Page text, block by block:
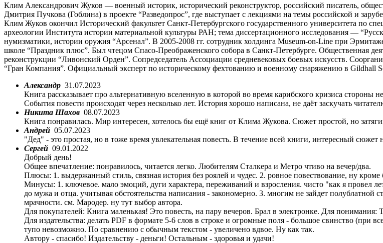
Клим Александрович Жуков — военный историк, исторический реконструктор, российский писатель,
Дмитрия Пучкова (Гоблина) в проекте “Разведопрос”, где выступает с лекциями на темы российской и
Клим Жуков окончил Исторический факультет Санкт-Петербургского государственного университета по
археологии Института истории материальной культуры РАН; тема диссертационного исследования —
нумизматики, истории оружия “Арсенал”. В 2005-2008 гг. сотрудник холдинга Museum-on-Line при
школе “Праздник плюс”. Был чтецом Спасо-Преображенского собора в Санкт-Петербурге. Общественная
реконструкции “Ливонский Орден”. Сопредседатель Ассоциации средневековых боевых искусств.
“Гран Компания”. Официальный эксперт по историческому фехтованию и военному снаряжению в Gildhall
Александр 31.07.2023
Книга рассказывает про альтернативную вселенную в которой во время карибского кризиса
События повести происходят через несколько лет. История хорошо написана, не даёт заскучать
Никита Шахов 08.07.2023
Книга понравилась. Мир интересен, хотелось бы ещё книг от Клима Жукова. Сюжет простой, но
Андрей 05.07.2023
"Дед" - это простая, но в тоже время увлекательная повесть. В течение всей книги, интересный сюжет
Сергей 09.01.2022
Добрый день!
Общее впечатление: понравилось, читается легко. Любителям Сталкера и Метро чтиво на вечер/два.
Плюсы: 1. выдержанный стиль, связная история без роялей и чудес. 2. ровное повествование, ну кроме
Минусы: 1. ключевое. мало эмоций, дуги характера, переживаний и взросления. чисто "как я провел
до мужа и отца. учитывая обстоятельства написания - закономерно. 3. многим не зайдет полублатной
мрачности. см. Мародер. ну тут выбор автора.
Для покупателей: Книга маленькая! Это повесть, на пару вечеров. Брал в электронке. Для
Для издательства: делать PDF в формате 5-6 слов в строке и огромные поля - большое свинство
тупо невозможно. По сравнению с обычным текстом - увеличено вдвое. Ну как так.
Автору - спасибо! Издательству - деньги! Остальным - здоровья и удачи!